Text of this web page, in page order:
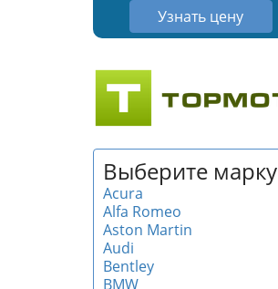
Узнать цену
Выберите марку
Acura
Alfa Romeo
Aston Martin
Audi
Bentley
BMW